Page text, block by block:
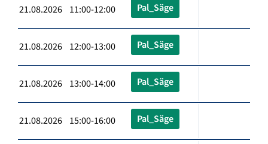
21.08.2026 11:00-12:00 Pal_Säge
21.08.2026 12:00-13:00 Pal_Säge
21.08.2026 13:00-14:00 Pal_Säge
21.08.2026 15:00-16:00 Pal_Säge